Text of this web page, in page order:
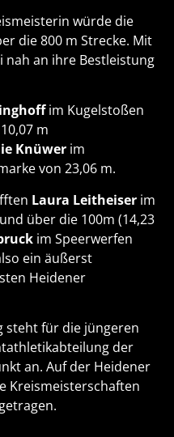
würde die
die 800 m Strecke. Mit
nah an ihre Bestleistung
im Kugelstoßen
m
Knüwerim
von 23,06 m.
Laura Leitheiserim
über die 100m (14,23
im Speerwerfen
ein äußerst
Heidener
steht für die jüngeren
der
an. Auf der Heidener
Kreismeisterschaften